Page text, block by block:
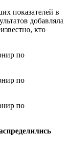
показателей в
добавляла
кто